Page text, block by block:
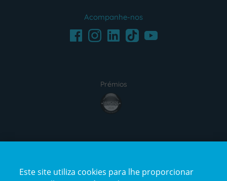
Acompanhe-nos
FacebookInstagramLinkedInTikTokYoutube
Prémios
award4
certification2certification3
Este site utiliza cookies para lhe proporcionar